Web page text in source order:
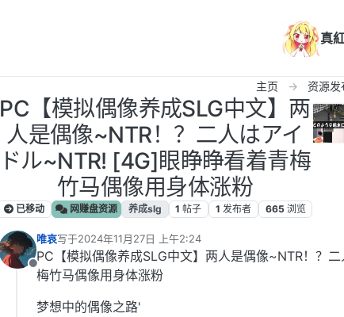
真
主页 资源发
PC【模拟偶像养成SLG中文】两
人是偶像~NTR！？二人はアイ
ドル~NTR! [4G]眼睁睁看着青梅
竹马偶像用身体涨粉
已移动 网赚盘资源 养成slg 1 帖子 1 发布者 665 浏览
离线
唯哀写于2024年11月27日 上午2:24
最后由 编辑
PC【模拟偶像养成SLG中文】两人是偶像~NTR！？
梅竹马偶像用身体涨粉
梦想中的偶像之路'